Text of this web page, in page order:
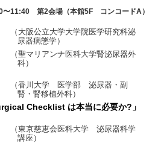
11:40 第2会場（本館5F コンコードA）
（大阪公立大学大学院医学研究科泌
尿器病態学）
（聖マリアンナ医科大学腎泌尿器外
科）
（香川大学 医学部 泌尿器・副
腎・腎移植外科）
Checklist は本当に必要か?」
（東京慈恵会医科大学 泌尿器科学
講座）